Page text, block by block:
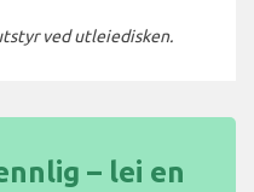
ved utleiedisken.
– lei en